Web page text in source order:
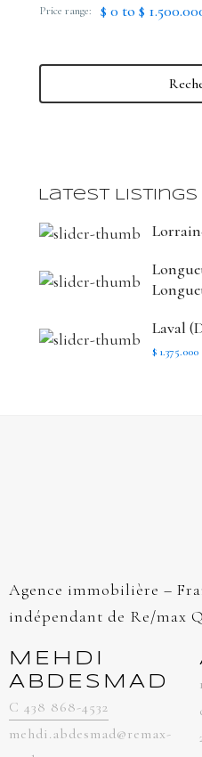
Price range: $ 0 to $
Latest Listings
Laval
$ 1.375.000
Agence immobilière –
indépendant de Re/max
MEHDI
ABDESMAD
C 438 868-4532
mehdi.abdesmad@remax-